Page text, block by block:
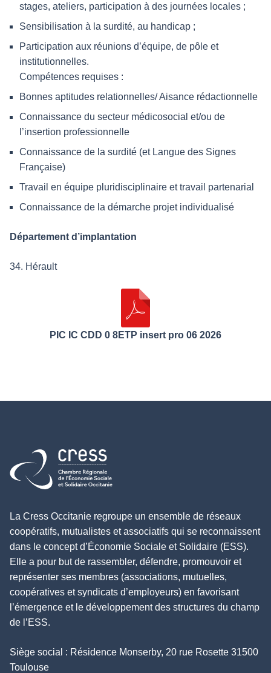
stages, ateliers, participation à des journées locales ;
Sensibilisation à la surdité, au handicap ;
Participation aux réunions d’équipe, de pôle et
institutionnelles.
Compétences requises :
Bonnes aptitudes relationnelles/ Aisance rédactionnelle
Connaissance du secteur médicosocial et/ou de
l’insertion professionnelle
Connaissance de la surdité (et Langue des Signes
Française)
Travail en équipe pluridisciplinaire et travail partenarial
Connaissance de la démarche projet individualisé
Département d’implantation
34. Hérault
PIC IC CDD 0 8ETP insert pro 06 2026
Retour à l'accueil
La Cress Occitanie regroupe un ensemble de réseaux
coopératifs, mutualistes et associatifs qui se reconnaissent
dans le concept d’Économie Sociale et Solidaire (ESS).
Elle a pour but de rassembler, défendre, promouvoir et
représenter ses membres (associations, mutuelles,
coopératives et syndicats d’employeurs) en favorisant
l’émergence et le développement des structures du champ
de l’ESS.
Siège social : Résidence Monserby, 20 rue Rosette 31500
Toulouse